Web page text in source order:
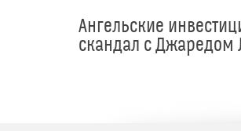
Ангельские
скандал с Джаредом